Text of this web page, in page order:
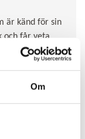
Om
är känd för sin
och får veta
en av de
förknippas
dalkullor.
visar oss